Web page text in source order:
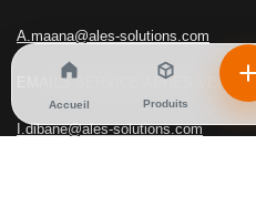
A.maana@ales-solutions.com
EMAILS SERVICE APRES VENTE
I.dibane@ales-solutions.com
Accueil Produits